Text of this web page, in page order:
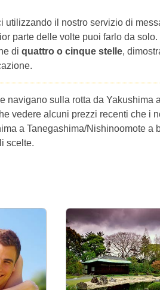
utilizzando il nostro servizio di
parte delle volte puoi farlo da solo.
di quattro o cinque stelle,
navigano sulla rotta da Yakushima a
vedere alcuni prezzi recenti che i
a Tanegashima/Nishinoomote a
scelte.